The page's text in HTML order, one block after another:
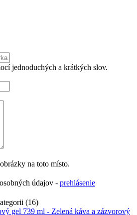
jednoduchých a krátkých slov.
na toto místo.
údajov - prehlásenie
(16)